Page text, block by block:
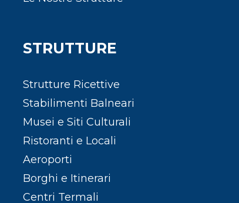
STRUTTURE
Strutture Ricettive
Stabilimenti Balneari
Musei e Siti Culturali
Ristoranti e Locali
Aeroporti
Borghi e Itinerari
Centri Termali